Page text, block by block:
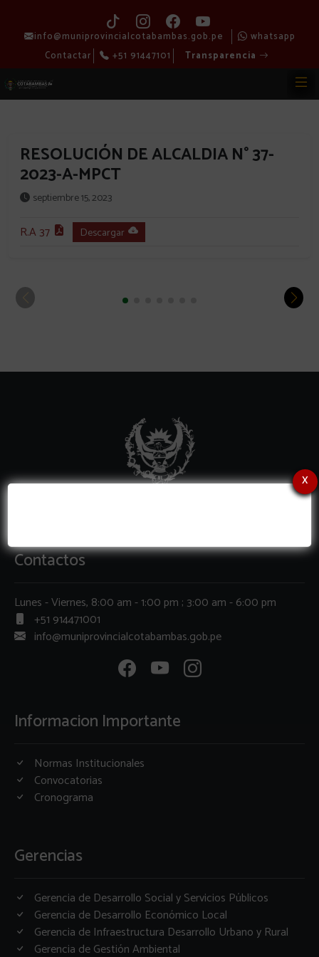
info@muniprovincialcotabambas.gob.pe
whatsapp
Contactar
+51 91447101 Transparencia
RESOLUCIÓN DE ALCALDIA N° 37-
2023-A-MPCT
septiembre 15, 2023
R.A 37 Descargar
x
Contactos
Lunes - Viernes, 8:00 am - 1:00 pm ; 3:00 am - 6:00 pm
+51 914471001
info@muniprovincialcotabambas.gob.pe
Informacion Importante
Normas Institucionales
Convocatorias
Cronograma
Gerencias
Gerencia de Desarrollo Social y Servicios Públicos
Gerencia de Desarrollo Económico Local
Gerencia de Infraestructura Desarrollo Urbano y Rural
Gerencia de Gestión Ambiental